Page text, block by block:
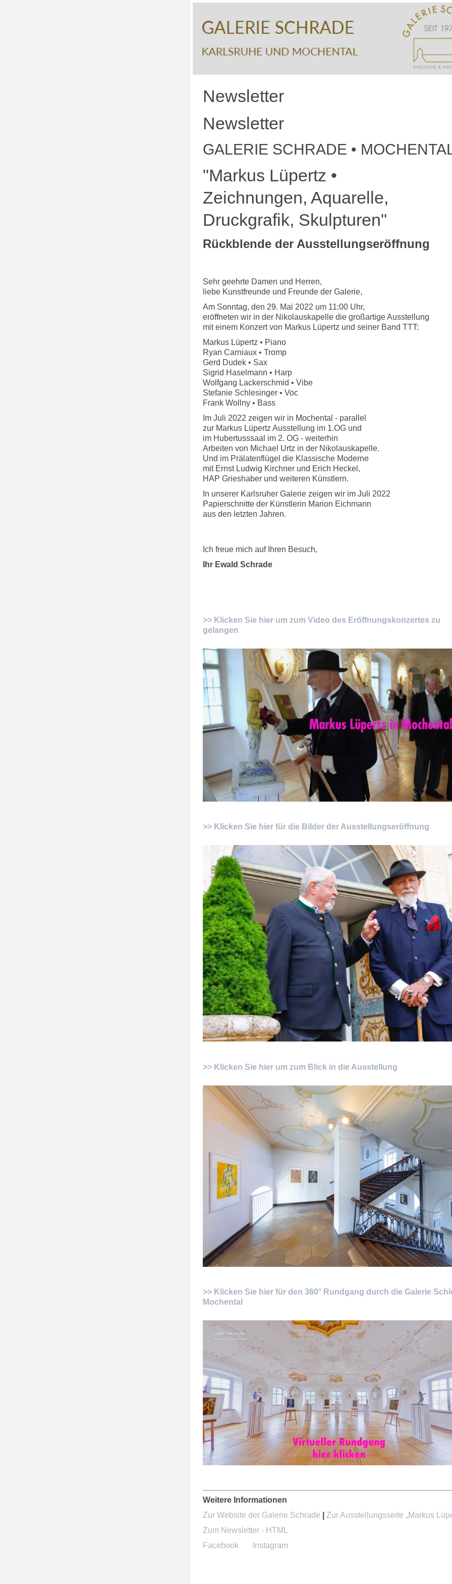
Newsletter
Newsletter
GALERIE SCHRADE •
"Markus Lüpertz •
Zeichnungen, Aquarelle,
Druckgrafik, Skulpturen"
Rückblende der Ausstellungseröffnung
Sehr geehrte Damen und Herren,
liebe Kunstfreunde und Freunde der Galerie,
Am Sonntag, den 29. Mai 2022 um 11:00 Uhr,
eröffneten wir in der Nikolauskapelle die großartige Ausstellung
mit einem Konzert von Markus Lüpertz und seiner Band TTT:
Markus Lüpertz • Piano
Ryan Carniaux ­• Tromp
Gerd Dudek • Sax
Sigrid Haselmann • Harp
Wolfgang Lackerschmid • Vibe
Stefanie Schlesinger • Voc
Frank Wollny • Bass
Im Juli 2022 zeigen wir in Mochental - parallel
zur Markus Lüpertz Ausstellung im 1.OG und
im Hubertusssaal im 2. OG - weiterhin
Arbeiten von Michael Urtz in der Nikolauskapelle.
Und im Prälatenflügel die Klassische Moderne
mit Ernst Ludwig Kirchner und Erich Heckel,
HAP Grieshaber und weiteren Künstlern.
In unserer Karlsruher Galerie zeigen wir im Juli 2022
Papierschnitte der Künstlerin Marion Eichmann
aus den letzten Jahren.
Ich freue mich auf Ihren Besuch,
Ihr Ewald Schrade
>> Klicken Sie hier um zum Video des Eröffnungskonzertes zu
gelangen
>> Klicken Sie hier für die Bilder der Ausstellungseröffnung
>> Klicken Sie hier um zum Blick in die Ausstellung
>> Klicken Sie hier für den 360° Rundgang durch die Galerie
Mochental
Weitere Informationen
Zur Website der Galerie Schrade
Zur Ausstellungsseite „Markus
Zum Newsletter - HTML
Facebook
Instagram